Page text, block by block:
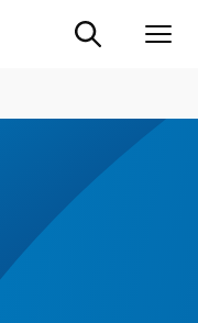
Suche ein-/